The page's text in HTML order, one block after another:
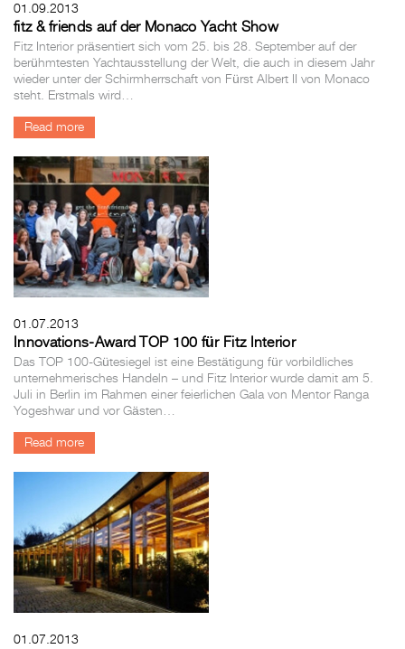
01.09.2013
fitz & friends auf der Monaco Yacht Show
Fitz Interior präsentiert sich vom 25. bis 28. September auf der
berühmtesten Yachtausstellung der Welt, die auch in diesem Jahr
wieder unter der Schirmherrschaft von Fürst Albert II von Monaco
steht. Erstmals wird…
Read more
01.07.2013
Innovations-Award TOP 100 für Fitz Interior
Das TOP 100-Gütesiegel ist eine Bestätigung für vorbildliches
unternehmerisches Handeln – und Fitz Interior wurde damit am 5.
Juli in Berlin im Rahmen einer feierlichen Gala von Mentor Ranga
Yogeshwar und vor Gästen…
Read more
01.07.2013